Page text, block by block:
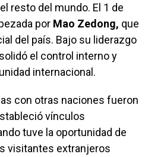
resto del mundo. El 1 de
por Mao Zedong, que
del país. Bajo su liderazgo
el control interno y
internacional.
con otras naciones fueron
vínculos
tuve la oportunidad de
visitantes extranjeros